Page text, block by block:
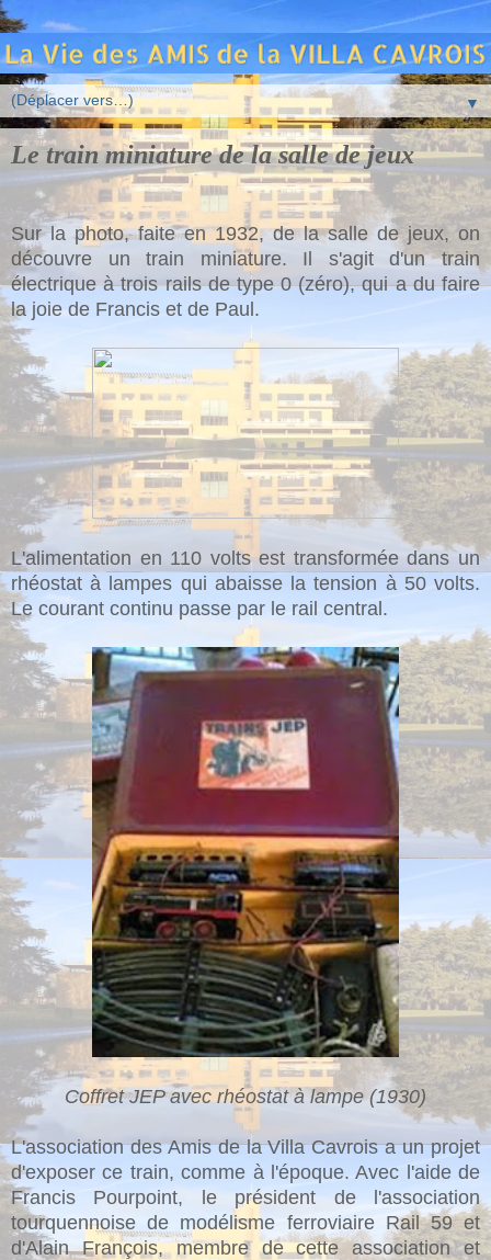
▼
Le train miniature de la salle de jeux
Sur la photo, faite en 1932, de la salle de jeux, on
découvre un train miniature. Il s'agit d'un train
électrique à trois rails de type 0 (zéro), qui a du faire
la joie de Francis et de Paul.
L'alimentation en 110 volts est transformée dans un
rhéostat à lampes qui abaisse la tension à 50 volts.
Le courant continu passe par le rail central.
Coffret JEP avec rhéostat à lampe (1930)
L'association des Amis de la Villa Cavrois a un projet
d'exposer ce train, comme à l'époque. Avec l'aide de
Francis Pourpoint, le président de l'association
tourquennoise de modélisme ferroviaire Rail 59 et
d'Alain François, membre de cette association et